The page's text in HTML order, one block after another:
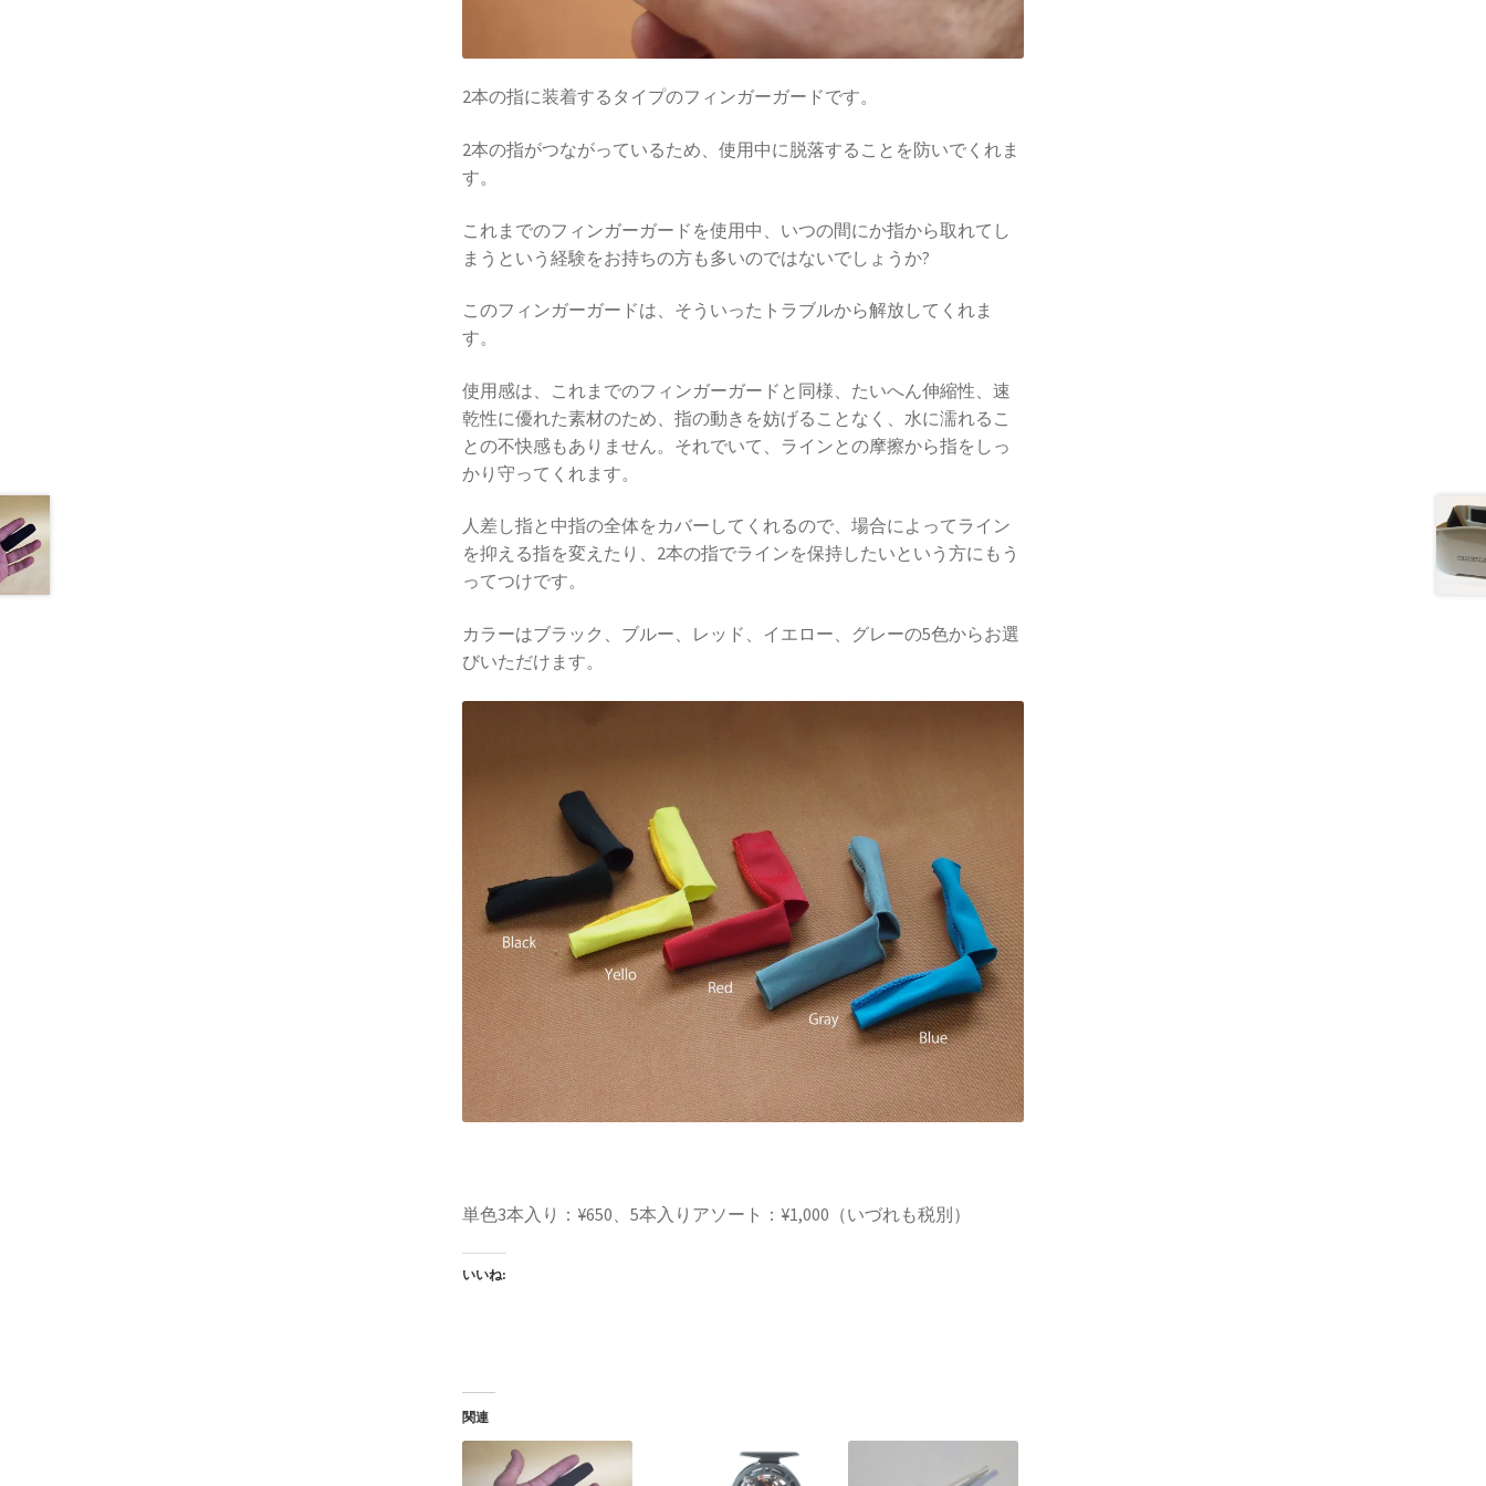
2本の指に装着するタイプのフィンガーガードです。
2本の指がつながっているため、使用中に脱落することを防いでくれま
す。
これまでのフィンガーガードを使用中、いつの間にか指から取れてし
まうという経験をお持ちの方も多いのではないでしょうか?
このフィンガーガードは、そういったトラブルから解放してくれま
す。
使用感は、これまでのフィンガーガードと同様、たいへん伸縮性、速
乾性に優れた素材のため、指の動きを妨げることなく、水に濡れるこ
との不快感もありません。それでいて、ラインとの摩擦から指をしっ
かり守ってくれます。
人差し指と中指の全体をカバーしてくれるので、場合によってライン
を抑える指を変えたり、2本の指でラインを保持したいという方にもう
ってつけです。
カラーはブラック、ブルー、レッド、イエロー、グレーの5色からお選
びいただけます。
単色3本入り：¥650、5本入りアソート：¥1,000（いづれも税別）
いいね:
関連